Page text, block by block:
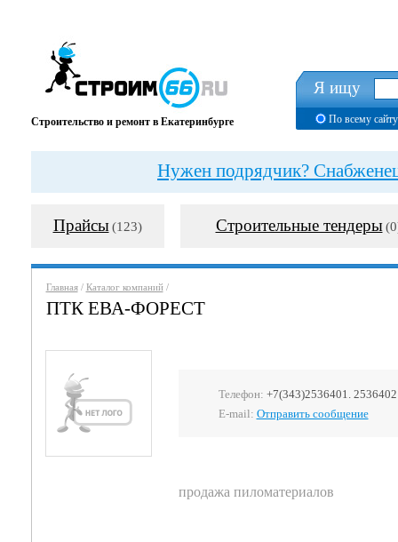
Строительство и ремонт в Екатеринбурге
Я ищу
По всему сайту
Нужен подрядчик?
Прайсы (123) Строительные тендеры
Главная/ Каталог компаний/
ПТК ЕВА-ФОРЕСТ
Телефон: +7(343)2536401. 2536402
E-mail: Отправить сообщение
продажа пиломатериалов